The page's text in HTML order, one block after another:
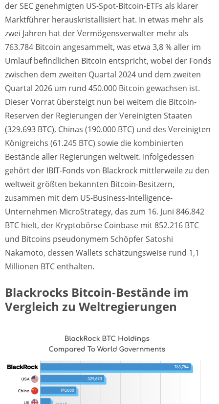
der SEC genehmigten US-Spot-Bitcoin-ETFs als klarer
Marktführer herauskristallisiert hat. In etwas mehr als
zwei Jahren hat der Vermögensverwalter mehr als
763.784 Bitcoin angesammelt, was etwa 3,8 % aller im
Umlauf befindlichen Bitcoin entspricht, wobei der Fonds
zwischen dem zweiten Quartal 2024 und dem zweiten
Quartal 2026 um rund 450.000 Bitcoin gewachsen ist.
Dieser Vorrat übersteigt nun bei weitem die Bitcoin-
Reserven der Regierungen der Vereinigten Staaten
(329.693 BTC), Chinas (190.000 BTC) und des Vereinigten
Königreichs (61.245 BTC) sowie die kombinierten
Bestände aller Regierungen weltweit. Infolgedessen
gehört der IBIT-Fonds von Blackrock mittlerweile zu den
weltweit größten bekannten Bitcoin-Besitzern,
zusammen mit dem US-Business-Intelligence-
Unternehmen MicroStrategy, das zum 16. Juni 846.842
BTC hielt, der Kryptobörse Coinbase mit 852.216 BTC
und Bitcoins pseudonymem Schöpfer Satoshi
Nakamoto, dessen Wallets schätzungsweise rund 1,1
Millionen BTC enthalten.
Blackrocks Bitcoin-Bestände im
Vergleich zu Weltregierungen